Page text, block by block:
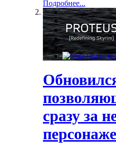
Подробнее...
сразу за